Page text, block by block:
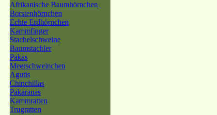
Afrikanische Baumhörnchen
Borstenhörnchen
Echte Erdhörnchen
Kammfinger
Stachelschweine
Baumstachler
Pakas
Meerschweinchen
Agutis
Chinchillas
Pakaranas
Kammratten
Trugratten